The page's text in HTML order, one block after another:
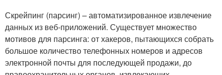
Скрейпинг (парсинг) – автоматизированное извлечение
данных из веб-приложений. Существует множество
мотивов для парсинга: от хакеров, пытающихся собрать
большое количество телефонных номеров и адресов
электронной почты для последующей продажи, до